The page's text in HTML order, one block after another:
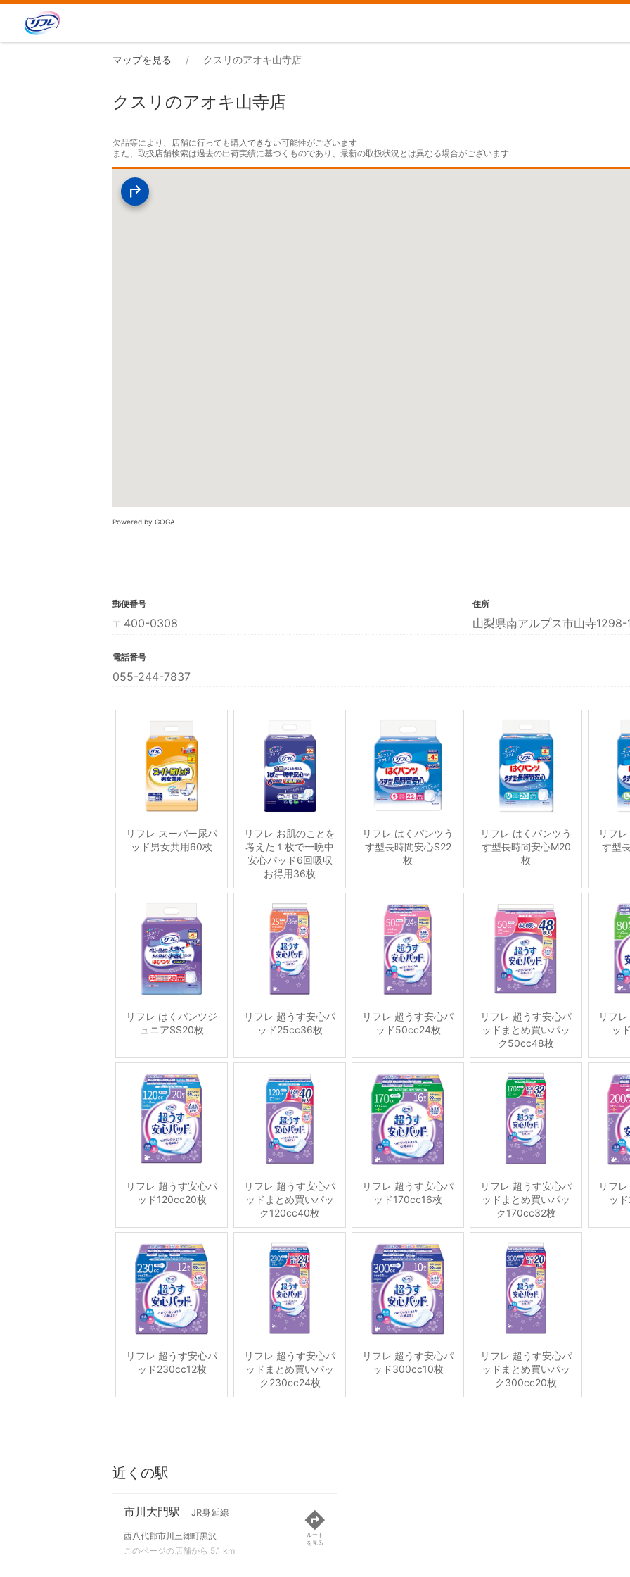
マップを見る クスリのアオキ山寺店
クスリのアオキ山寺店
欠品等により、店舗に行っても購入できない可能性がございます
また、取扱店舗検索は過去の出荷実績に基づくものであり、最新の取扱状況とは異なる場合がございます
Powered by GOGA
郵便番号
〒400-0308
住所
山梨県南アルプス市山寺1298-
電話番号
055-244-7837
リフレ スーパー尿パ
ッド男女共用60枚
リフレ お肌のことを
考えた１枚で一晩中
安心パッド6回吸収
お得用36枚
リフレ はくパンツう
す型長時間安心S22
枚
リフレ はくパンツう
す型長時間安心M20
枚
リフ
す型
リフレ はくパンツジ
ュニアSS20枚
リフレ 超うす安心パ
ッド25cc36枚
リフレ 超うす安心パ
ッド50cc24枚
リフレ 超うす安心パ
ッドまとめ買いパッ
ク50cc48枚
リフ
ッ
リフレ 超うす安心パ
ッド120cc20枚
リフレ 超うす安心パ
ッドまとめ買いパッ
ク120cc40枚
リフレ 超うす安心パ
ッド170cc16枚
リフレ 超うす安心パ
ッドまとめ買いパッ
ク170cc32枚
リフ
ッ
リフレ 超うす安心パ
ッド230cc12枚
リフレ 超うす安心パ
ッドまとめ買いパッ
ク230cc24枚
リフレ 超うす安心パ
ッド300cc10枚
リフレ 超うす安心パ
ッドまとめ買いパッ
ク300cc20枚
近くの駅
市川大門駅 JR身延線
西八代郡市川三郷町黒沢
このページの店舗から 5.1 km
ルート
を見る